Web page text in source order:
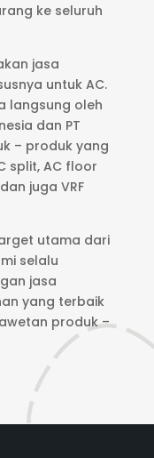
ke seluruh
jasa
untuk AC.
langsung oleh
dan PT
– produk yang
split, AC floor
juga VRF
utama dari
selalu
jasa
yang terbaik
produk –